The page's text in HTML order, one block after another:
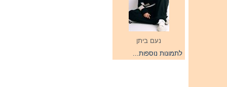
נעם ביתן
לתמונות נוספות...